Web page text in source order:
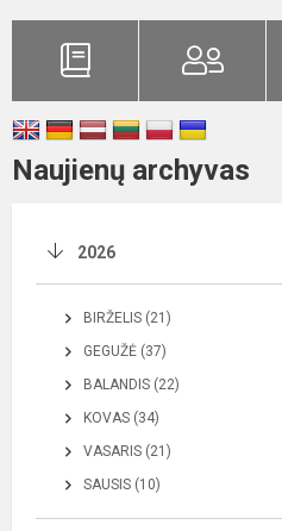
Naujienų archyvas
2026
BIRŽELIS (21)
GEGUŽĖ (37)
BALANDIS (22)
KOVAS (34)
VASARIS (21)
SAUSIS (10)